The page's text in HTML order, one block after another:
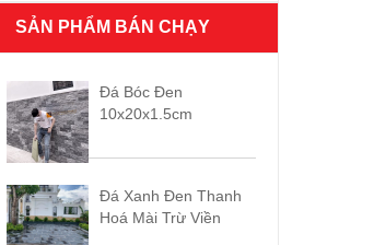
SẢN PHẨM BÁN CHẠY
Đá Bóc Đen
10x20x1.5cm
Đá Xanh Đen Thanh
Hoá Mài Trừ Viền